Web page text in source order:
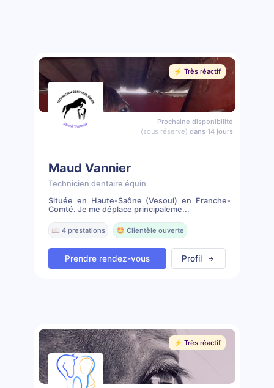
⚡️ Très réactif
Prochaine disponibilité
(sous réserve) dans 14 jours
Maud Vannier
Technicien dentaire équin
Située en Haute-Saône (Vesoul) en Franche-
Comté. Je me déplace principaleme...
📖 4 prestations 🤩 Clientèle ouverte
Prendre rendez-vous Profil
⚡️ Très réactif